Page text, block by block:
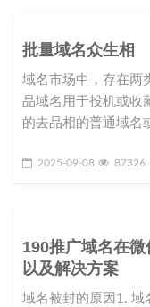
批量域名众生相
域名市场中，存在两
品域名用于投机或收
的去品相的普通域名
2025-09-08 87326
190推广域名在
以及解决方案
域名被封的原因1. 域